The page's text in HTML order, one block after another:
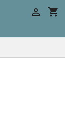
shopping_cart
